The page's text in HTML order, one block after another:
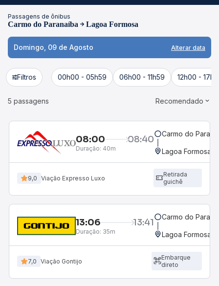
Passagens de ônibus
Carmo do Paranaíba Lagoa Formosa
Domingo, 09 de Agosto Alterar data
Filtros 00h00 - 05h59 06h00 - 11h59 12h00 -
5 passagens Recomendado
08:00 08:40
Duração: 40m
Carmo do
Lagoa Formosa,
9,0 Viação Expresso Luxo
Retirada
guichê
13:06 13:41
Duração: 35m
Carmo do
Lagoa Formosa,
7,0 Viação Gontijo
Embarque
direto